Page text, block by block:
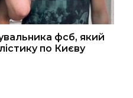
фсб, який
по Києву